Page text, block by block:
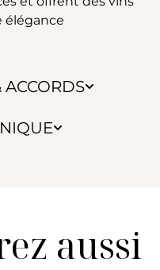
ACCORDS
élégance
aussi